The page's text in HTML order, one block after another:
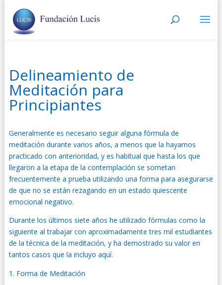
Delineamiento de
Meditación para
Principiantes
Generalmente es necesario seguir alguna fórmula de
meditación durante varios años, a menos que la hayamos
practicado con anterioridad, y es habitual que hasta los que
llegaron a la etapa de la contemplación se sometan
frecuentemente a prueba utilizando una forma para asegurarse
de que no se están rezagando en un estado quiescente
emocional negativo.
Durante los últimos siete años he utilizado fórmulas como la
siguiente al trabajar con aproximadamente tres mil estudiantes
de la técnica de la meditación, y ha demostrado su valor en
tantos casos que la incluyo aquí.
Forma de Meditación